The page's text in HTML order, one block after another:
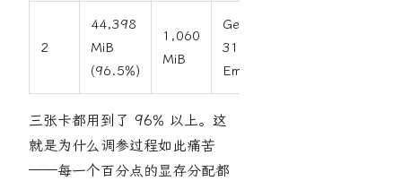
2
44,398
MiB
(96.5%)
1,060
MiB
Gemma4-
31B +
Embedding
三张卡都用到了 96% 以上。这
就是为什么调参过程如此痛苦
——每一个百分点的显存分配都